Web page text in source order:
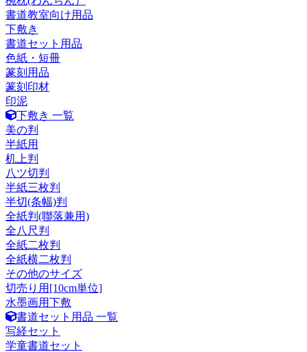
書道教室向け用品
下敷き
書道セット用品
色紙・短冊
篆刻用品
篆刻印材
印泥
下敷き 一覧
美の判
半紙用
机上判
八ツ切判
半紙三枚判
半切(条幅)判
全紙判(聯落兼用)
全八尺判
全紙二枚判
全紙横二枚判
その他のサイズ
切売り用[10cm単位]
水墨画用下敷
書道セット用品 一覧
写経セット
学童書道セット